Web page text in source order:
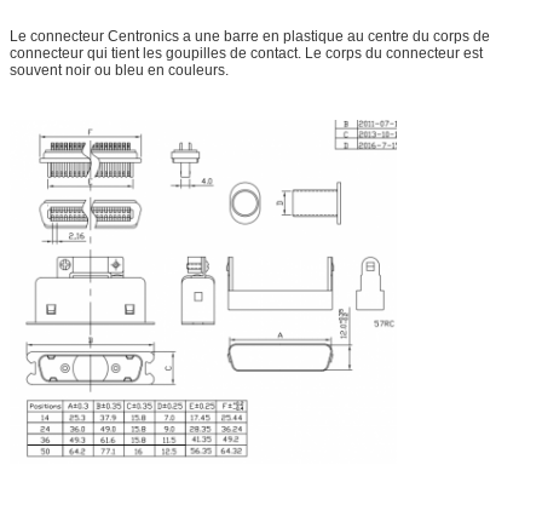
Le connecteur Centronics a une barre en plastique au centre du corps de
connecteur qui tient les goupilles de contact. Le corps du connecteur est
souvent noir ou bleu en couleurs.